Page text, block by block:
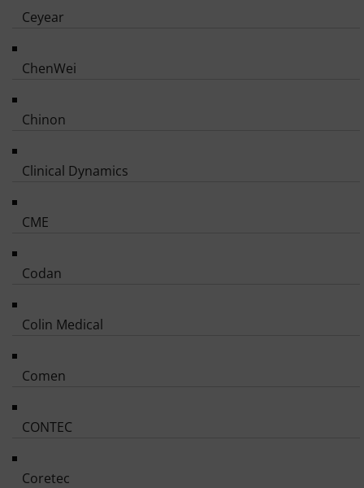
Ceyear
ChenWei
Chinon
Clinical Dynamics
CME
Codan
Colin Medical
Comen
CONTEC
Coretec